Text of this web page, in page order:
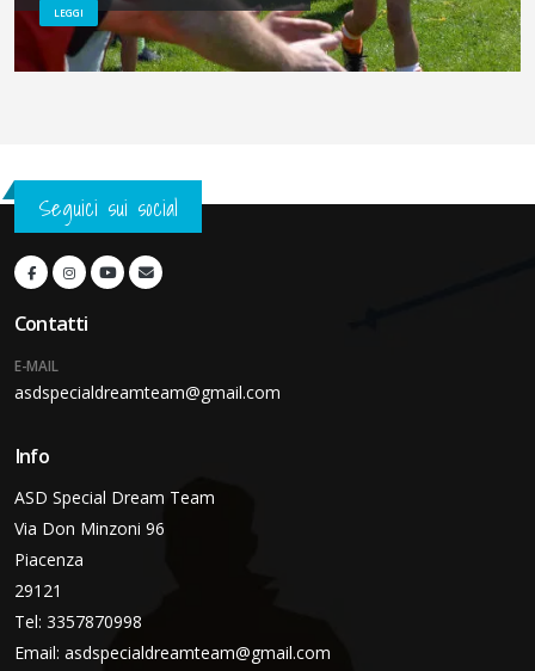
LEGGI
Seguici sui social
Contatti
E-MAIL
asdspecialdreamteam@gmail.com
Info
ASD Special Dream Team
Via Don Minzoni 96
Piacenza
29121
Tel: 3357870998
Email: asdspecialdreamteam@gmail.com